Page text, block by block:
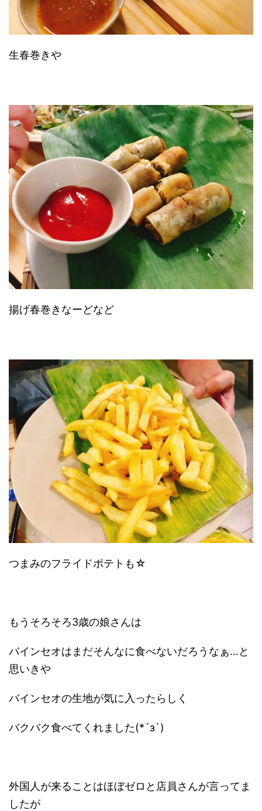
生春巻きや
揚げ春巻きなーどなど
つまみのフライドポテトも☆
もうそろそろ3歳の娘さんは
バインセオはまだそんなに食べないだろうなぁ…と
思いきや
バインセオの生地が気に入ったらしく
バクバク食べてくれました(*´з`)
外国人が来ることはほぼゼロと店員さんが言ってま
したが